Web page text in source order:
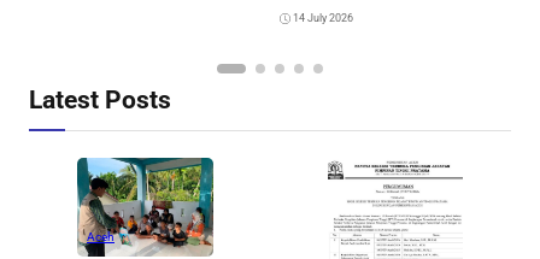
14 July 2026
Latest Posts
Aceh